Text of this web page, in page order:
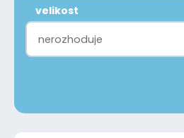
velikost
nerozhoduje